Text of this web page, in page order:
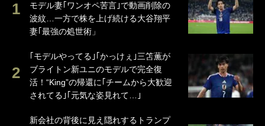
モデル妻｢ワンオペ苦言｣で動画削除の
波紋…一方で株を上げ続ける大谷翔平
妻｢最強の処世術」
｢モデルやってる｣｢かっけぇ｣三笘薫が
ブライトン新ユニのモデルで完全復
活！“King”の帰還に｢チームから大歓迎
されてる｣｢元気な姿見れて…｣
新会社の背後に見え隠れするトランプ